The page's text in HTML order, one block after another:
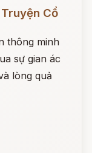
Cổ
thông minh
sự gian ác
lòng quả